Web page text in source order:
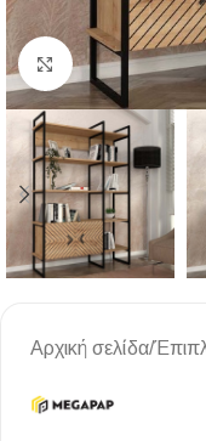
Κλικ για
Αρχική σελίδα/